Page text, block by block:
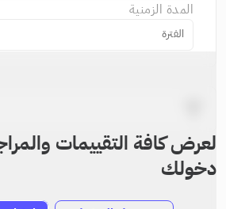
المدة الزمنية
الفترة
لعرض كافة التقييمات
دخولك